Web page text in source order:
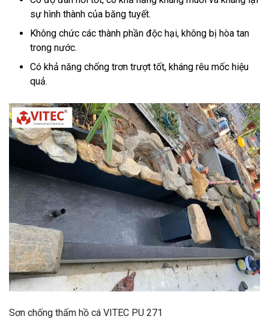
sự hình thành của băng tuyết.
Không chức các thành phần độc hại, không bị hòa tan
trong nước.
Có khả năng chống trơn trượt tốt, kháng rêu mốc hiệu
quả.
Sơn chống thấm hồ cá VITEC PU 271